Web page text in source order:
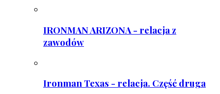
IRONMAN ARIZONA - relacja z
zawodów
Ironman Texas - relacja. Część druga